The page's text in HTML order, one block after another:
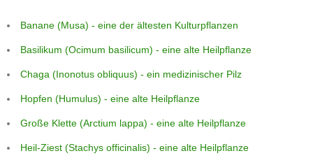
Banane (Musa) - eine der ältesten Kulturpflanzen
Basilikum (Ocimum basilicum) - eine alte Heilpflanze
Chaga (Inonotus obliquus) - ein medizinischer Pilz
Hopfen (Humulus) - eine alte Heilpflanze
Große Klette (Arctium lappa) - eine alte Heilpflanze
Heil-Ziest (Stachys officinalis) - eine alte Heilpflanze